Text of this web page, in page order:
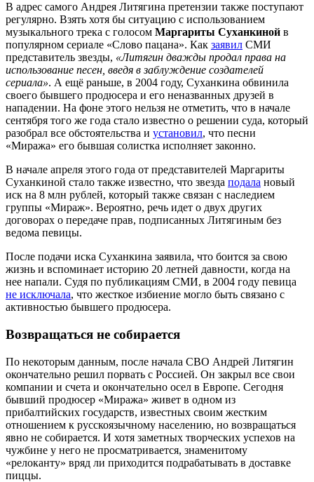
В адрес самого Андрея Литягина претензии также поступают
регулярно. Взять хотя бы ситуацию с использованием
музыкального трека с голосом Маргариты Суханкиной в
популярном сериале «Слово пацана». Как заявил СМИ
представитель звезды, «Литягин дважды продал права на
использование песен, введя в заблуждение создателей
сериала». А ещё раньше, в 2004 году, Суханкина обвинила
своего бывшего продюсера и его неназванных друзей в
нападении. На фоне этого нельзя не отметить, что в начале
сентября того же года стало известно о решении суда, который
разобрал все обстоятельства и установил, что песни
«Миража» его бывшая солистка исполняет законно.
В начале апреля этого года от представителей Маргариты
Суханкиной стало также известно, что звезда подала новый
иск на 8 млн рублей, который также связан с наследием
группы «Мираж». Вероятно, речь идет о двух других
договорах о передаче прав, подписанных Литягиным без
ведома певицы.
После подачи иска Суханкина заявила, что боится за свою
жизнь и вспоминает историю 20 летней давности, когда на
нее напали. Судя по публикациям СМИ, в 2004 году певица
не исключала, что жесткое избиение могло быть связано с
активностью бывшего продюсера.
Возвращаться не собирается
По некоторым данным, после начала СВО Андрей Литягин
окончательно решил порвать с Россией. Он закрыл все свои
компании и счета и окончательно осел в Европе. Сегодня
бывший продюсер «Миража» живет в одном из
прибалтийских государств, известных своим жестким
отношением к русскоязычному населению, но возвращаться
явно не собирается. И хотя заметных творческих успехов на
чужбине у него не просматривается, знаменитому
«релоканту» вряд ли приходится подрабатывать в доставке
пиццы.